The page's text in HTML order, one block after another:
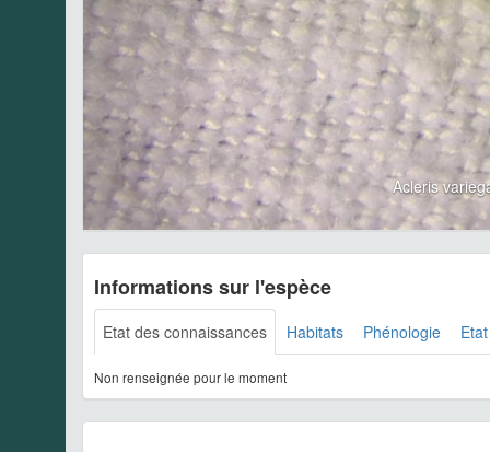
Acleris
Informations sur l'espèce
Etat des connaissances Habitats Phénologie
Non renseignée pour le moment